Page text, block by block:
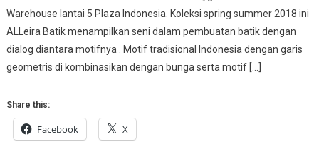
Warehouse lantai 5 Plaza Indonesia. Koleksi spring summer 2018 ini
ALLeira Batik menampilkan seni dalam pembuatan batik dengan
dialog diantara motifnya . Motif tradisional Indonesia dengan garis
geometris di kombinasikan dengan bunga serta motif […]
Share this:
Facebook X